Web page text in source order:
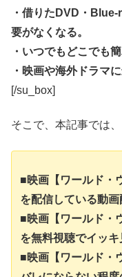
・借りたDVD・
要がなくなる。
・いつでもどこでも
・映画や海外ドラマ
[/su_box]
そこで、本記事では、
■映画【ワールド・
を配信している動
■映画【ワールド・
を無料視聴でイッキ
■映画【ワールド・